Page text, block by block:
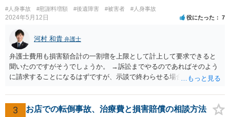
#人身事故 #慰謝料増額 #後遺障害 #被害者 #人身事故
2024年5月12日 役にたった 7
河村 和貴 弁護士
弁護士費用も損害額合計の一割増を上限として計上して要求できると
聞いたのですがそうでしょうか。 →訴訟までやるのであればそのよう
に請求することになるはずですが、示談で終わらせる場合には、そこ
ならほとんど充足できるか多くが返ってくるイメージなので頼むのも
いいかなと思うのですが。 →LAC基準でもそうかもしれませんし、交
3
お店での転倒事故、治療費と損害賠償の相談方法